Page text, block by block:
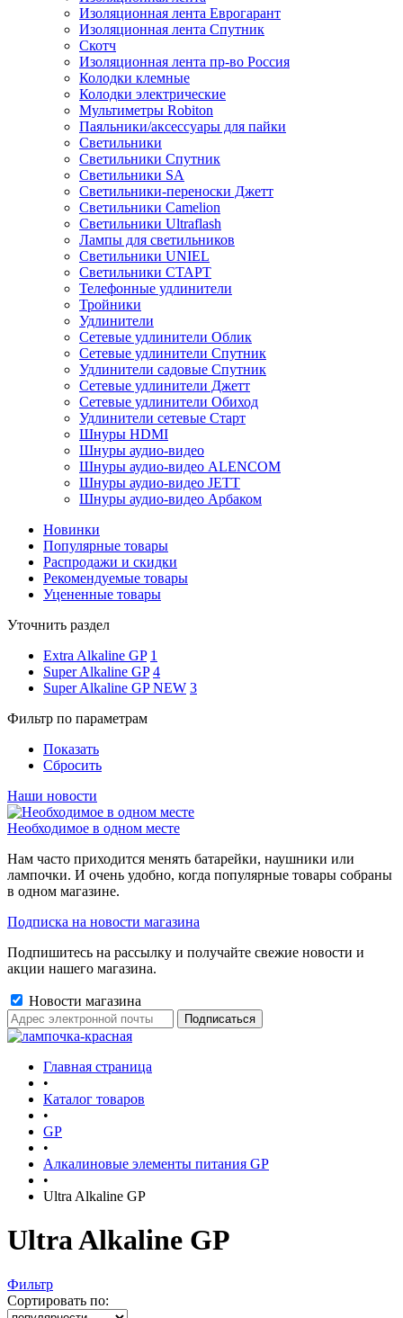
Изоляционная лента Еврогарант
Изоляционная лента Спутник
Скотч
Изоляционная лента пр-во Россия
Колодки клемные
Колодки электрические
Мультиметры Robiton
Паяльники/аксессуары для пайки
Светильники
Светильники Спутник
Светильники SA
Светильники-переноски Джетт
Светильники Camelion
Светильники Ultraflash
Лампы для светильников
Светильники UNIEL
Светильники СТАРТ
Телефонные удлинители
Тройники
Удлинители
Сетевые удлинители Облик
Сетевые удлинители Спутник
Удлинители садовые Спутник
Сетевые удлинители Джетт
Сетевые удлинители Обиход
Удлинители сетевые Старт
Шнуры HDMI
Шнуры аудио-видео
Шнуры аудио-видео ALENCOM
Шнуры аудио-видео JETT
Шнуры аудио-видео Арбаком
Новинки
Популярные товары
Распродажи и скидки
Рекомендуемые товары
Уцененные товары
Уточнить раздел
Extra Alkaline GP 1
Super Alkaline GP 4
Super Alkaline GP NEW 3
Фильтр по параметрам
Показать
Сбросить
Наши новости
Необходимое в одном месте
Нам часто приходится менять батарейки, наушники или
лампочки. И очень удобно, когда популярные товары собраны
в одном магазине.
Подписка на новости магазина
Подпишитесь на рассылку и получайте свежие новости и
акции нашего магазина.
Новости магазина
Главная страница
•
Каталог товаров
•
GP
•
Алкалиновые элементы питания GP
•
Ultra Alkaline GP
Ultra Alkaline GP
Фильтр
Сортировать по: